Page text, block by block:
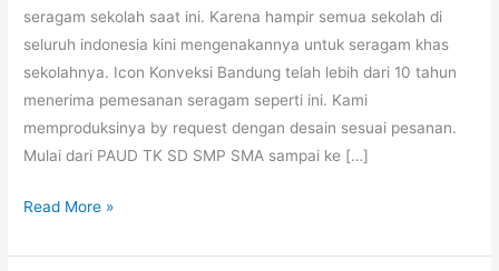
seragam sekolah saat ini. Karena hampir semua sekolah di
seluruh indonesia kini mengenakannya untuk seragam khas
sekolahnya. Icon Konveksi Bandung telah lebih dari 10 tahun
menerima pemesanan seragam seperti ini. Kami
memproduksinya by request dengan desain sesuai pesanan.
Mulai dari PAUD TK SD SMP SMA sampai ke […]
Rompi
Sekolah
Read More »